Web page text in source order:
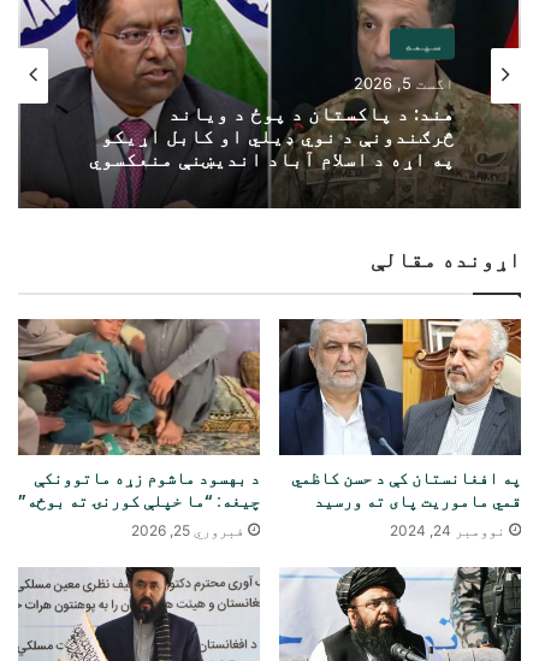
سیمه
اگست 5, 2026
هند: د پاکستان د پوځ د ویاند
څرګندونې د نوي ډیلي او کابل اړیکو
په اړه د اسلام آباد اندیښنې منعکسوي
اړونده مقالې
په افغانستان کې د حسن کاظمي
قمي ماموریت پای ته ورسید
نوومبر 24, 2024
د بهسود ماشوم زړه ماتوونکې
چیغه: “ما خپلې کورنۍ ته بوځه”
فبروري 25, 2026